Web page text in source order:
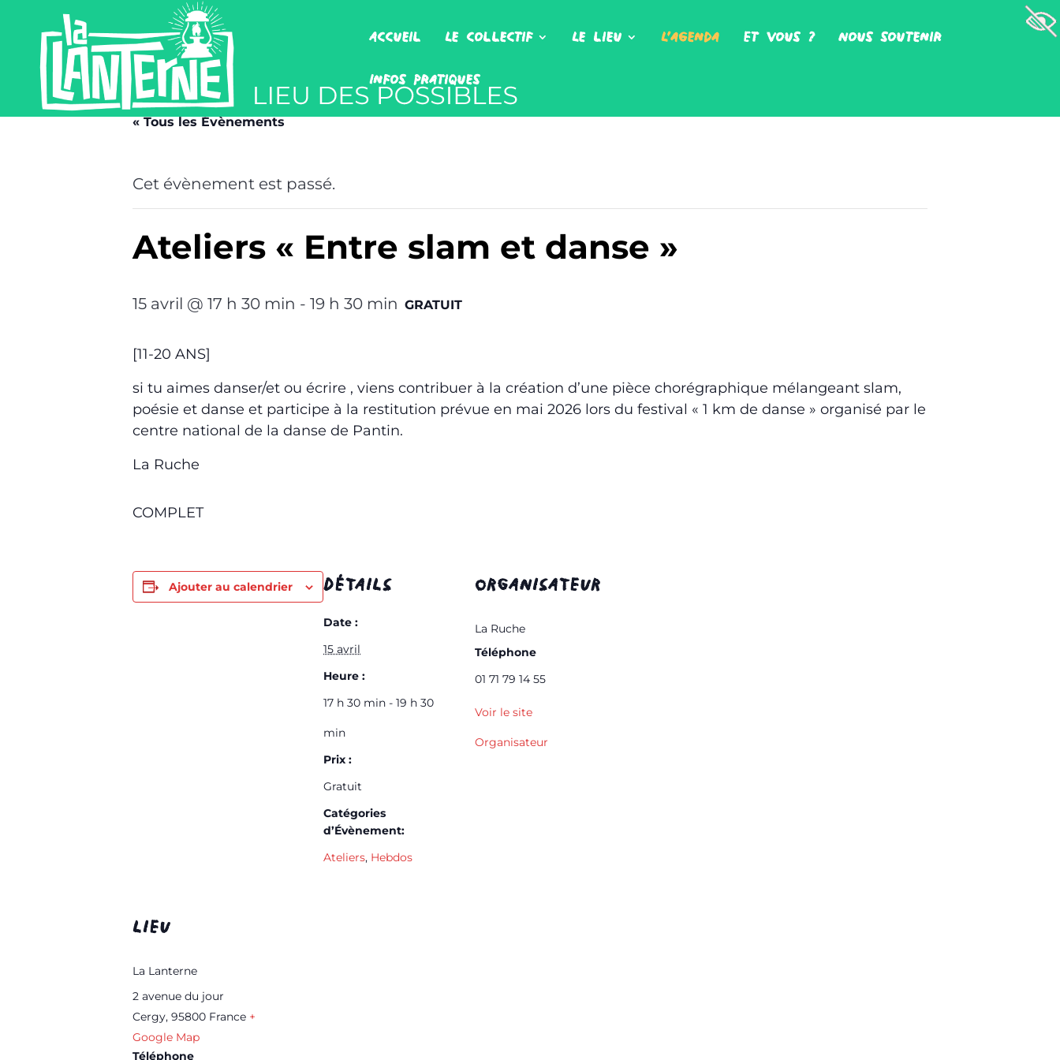
Accueil Le collectif Le lieu L’agenda Et vous ? Nous soutenir
Infos pratiques
« Tous les Évènements
Cet évènement est passé.
Ateliers « Entre slam et danse »
15 avril @ 17 h 30 min - 19 h 30 min GRATUIT
[11-20 ANS]
si tu aimes danser/et ou écrire , viens contribuer à la création d’une pièce chorégraphique mélangeant slam,
poésie et danse et participe à la restitution prévue en mai 2026 lors du festival « 1 km de danse » organisé par le
centre national de la danse de Pantin.
La Ruche
COMPLET
Ajouter au calendrier DÉTAILS
Date :
15 avril
Heure :
17 h 30 min - 19 h 30
min
Prix :
Gratuit
Catégories
d’Évènement:
Ateliers, Hebdos
ORGANISATEUR
La Ruche
Téléphone
01 71 79 14 55
Voir le site
Organisateur
LIEU
La Lanterne
2 avenue du jour
Cergy, 95800 France +
Google Map
Téléphone